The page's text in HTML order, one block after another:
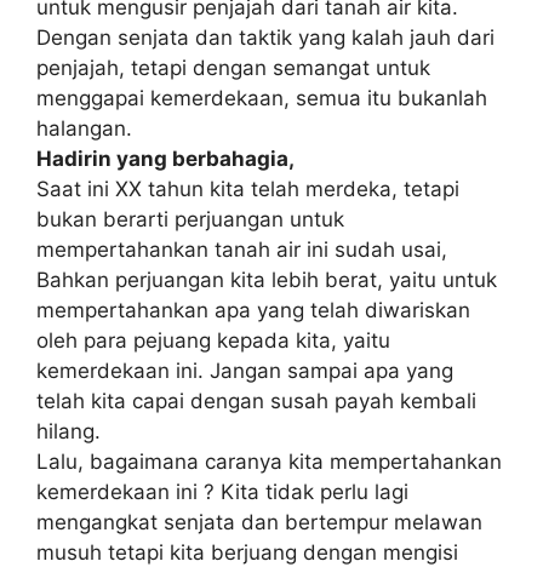
untuk mengusir penjajah dari tanah air kita.
Dengan senjata dan taktik yang kalah jauh dari
penjajah, tetapi dengan semangat untuk
menggapai kemerdekaan, semua itu bukanlah
halangan.
Hadirin yang berbahagia,
Saat ini XX tahun kita telah merdeka, tetapi
bukan berarti perjuangan untuk
mempertahankan tanah air ini sudah usai,
Bahkan perjuangan kita lebih berat, yaitu untuk
mempertahankan apa yang telah diwariskan
oleh para pejuang kepada kita, yaitu
kemerdekaan ini. Jangan sampai apa yang
telah kita capai dengan susah payah kembali
hilang.
Lalu, bagaimana caranya kita mempertahankan
kemerdekaan ini ? Kita tidak perlu lagi
mengangkat senjata dan bertempur melawan
musuh tetapi kita berjuang dengan mengisi